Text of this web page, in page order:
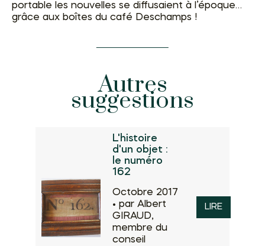
portable les nouvelles se diffusaient à l’époque…
grâce aux boîtes du café Deschamps !
Autres
suggestions
L'histoire
d'un objet :
le numéro
162
Octobre 2017
• par Albert
GIRAUD,
membre du
conseil
LIRE